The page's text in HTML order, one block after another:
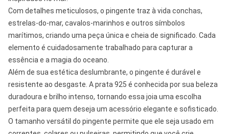
Com detalhes meticulosos, o pingente traz à vida conchas,
estrelas-do-mar, cavalos-marinhos e outros símbolos
marítimos, criando uma peça única e cheia de significado. Cada
elemento é cuidadosamente trabalhado para capturar a
essência e a magia do oceano.
Além de sua estética deslumbrante, o pingente é durável e
resistente ao desgaste. A prata 925 é conhecida por sua beleza
duradoura e brilho intenso, tornando essa joia uma escolha
perfeita para quem deseja um acessório elegante e sofisticado.
O tamanho versátil do pingente permite que ele seja usado em